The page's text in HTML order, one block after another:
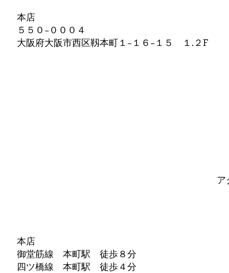
本店
５５０−０００４
大阪府大阪市西区靱本町１−１６−１５ １.２F
ア
本店
御堂筋線 本町駅 徒歩８分
四ツ橋線 本町駅 徒歩４分